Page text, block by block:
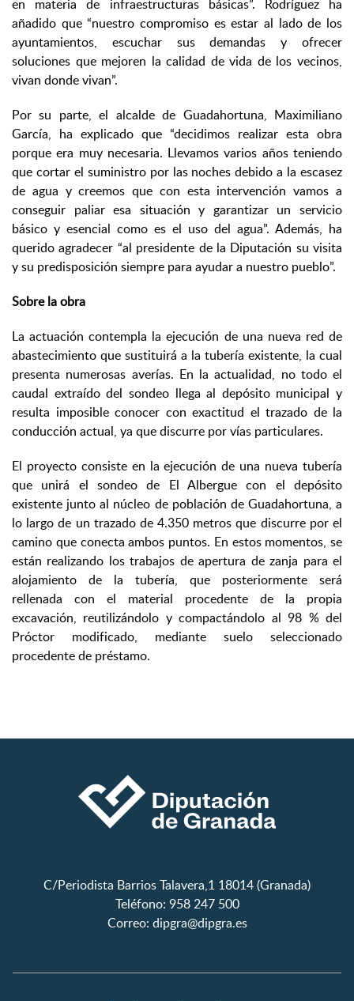
en materia de infraestructuras básicas”. Rodríguez ha
añadido que “nuestro compromiso es estar al lado de los
ayuntamientos, escuchar sus demandas y ofrecer
soluciones que mejoren la calidad de vida de los vecinos,
vivan donde vivan”.
Por su parte, el alcalde de Guadahortuna, Maximiliano
García, ha explicado que “decidimos realizar esta obra
porque era muy necesaria. Llevamos varios años teniendo
que cortar el suministro por las noches debido a la escasez
de agua y creemos que con esta intervención vamos a
conseguir paliar esa situación y garantizar un servicio
básico y esencial como es el uso del agua”. Además, ha
querido agradecer “al presidente de la Diputación su visita
y su predisposición siempre para ayudar a nuestro pueblo”.
Sobre la obra
La actuación contempla la ejecución de una nueva red de
abastecimiento que sustituirá a la tubería existente, la cual
presenta numerosas averías. En la actualidad, no todo el
caudal extraído del sondeo llega al depósito municipal y
resulta imposible conocer con exactitud el trazado de la
conducción actual, ya que discurre por vías particulares.
El proyecto consiste en la ejecución de una nueva tubería
que unirá el sondeo de El Albergue con el depósito
existente junto al núcleo de población de Guadahortuna, a
lo largo de un trazado de 4.350 metros que discurre por el
camino que conecta ambos puntos. En estos momentos, se
están realizando los trabajos de apertura de zanja para el
alojamiento de la tubería, que posteriormente será
rellenada con el material procedente de la propia
excavación, reutilizándolo y compactándolo al 98 % del
Próctor modificado, mediante suelo seleccionado
procedente de préstamo.
C/Periodista Barrios Talavera,1 18014 (Granada)
Teléfono: 958 247 500
Correo: dipgra@dipgra.es